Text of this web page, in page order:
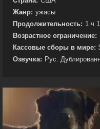
Жанр: ужасы
Продолжительность: 1 ч
Возрастное ограничение:
Кассовые сборы в мире:
Озвучка: Рус.